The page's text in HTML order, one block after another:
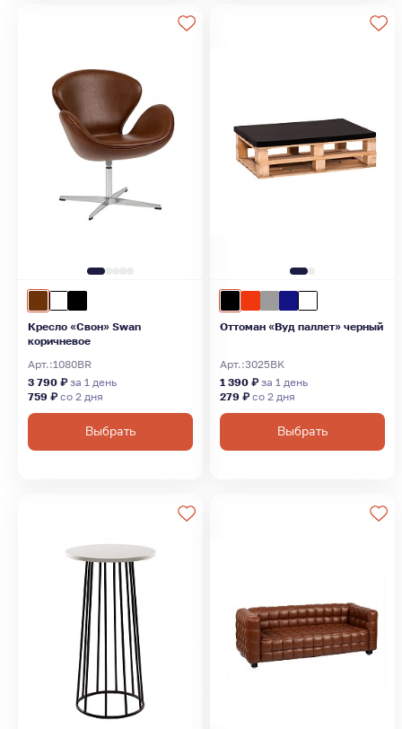
Кресло «Свон» Swan
коричневое
Арт.:1080BR
3 790 ₽за 1 день
759 ₽со 2 дня
Выбрать
Оттоман «Вуд паллет» черный
Арт.:3025BK
1 390 ₽за 1 день
279 ₽со 2 дня
Выбрать